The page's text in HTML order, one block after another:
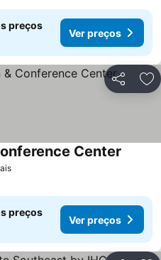
preços
Ver preços
Partilhar
Ver preços
Center
preços
Ver preços